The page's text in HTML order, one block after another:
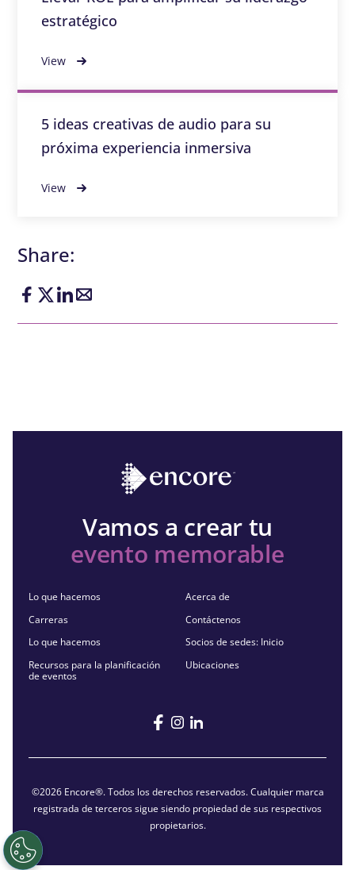
estratégico
View
5 ideas creativas de audio para su
próxima experiencia inmersiva
View
Share:
Vamos a crear tu
evento memorable
Lo que hacemos
Carreras
Lo que hacemos
Recursos para la planificación
de eventos
Acerca de
Contáctenos
Socios de sedes: Inicio
Ubicaciones
©2026 Encore®. Todos los derechos reservados. Cualquier marca
registrada de terceros sigue siendo propiedad de sus respectivos
propietarios.